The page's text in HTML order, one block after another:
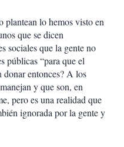
plantean lo hemos visto en
que se dicen
sociales que la gente no
públicas “para que el
entonces? A los
y que son, en
pero es una realidad que
ignorada por la gente y